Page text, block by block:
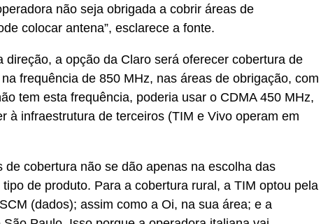
não seja obrigada a cobrir áreas de
colocar antena”, esclarece a fonte.
direção, a opção da Claro será oferecer cobertura de
frequência de 850 MHz, nas áreas de obrigação, com
tem esta frequência, poderia usar o CDMA 450 MHz,
à infraestrutura de terceiros (TIM e Vivo operam em
de cobertura não se dão apenas na escolha das
de produto. Para a cobertura rural, a TIM optou pela
(dados); assim como a Oi, na sua área; e a